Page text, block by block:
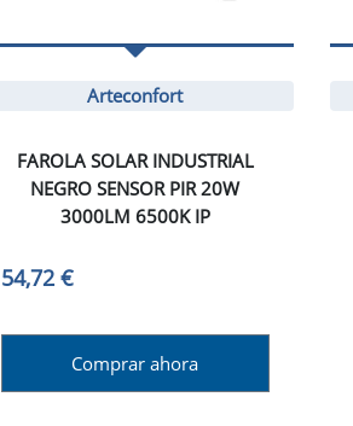
Arteconfort
FAROLA SOLAR INDUSTRIAL
NEGRO SENSOR PIR 20W
3000LM 6500K IP
54,72 €
Comprar ahora